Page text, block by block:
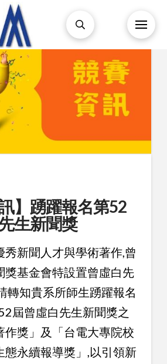
】踴躍報名第52
生新聞獎
秀新聞人才與學術著作,曾
獎基金會特設置曾虛白先
轉知貴系所師生踴躍報名
屆曾虛白先生新聞獎之
作獎」及「台電大專院校
態永續報導獎」,以引領新